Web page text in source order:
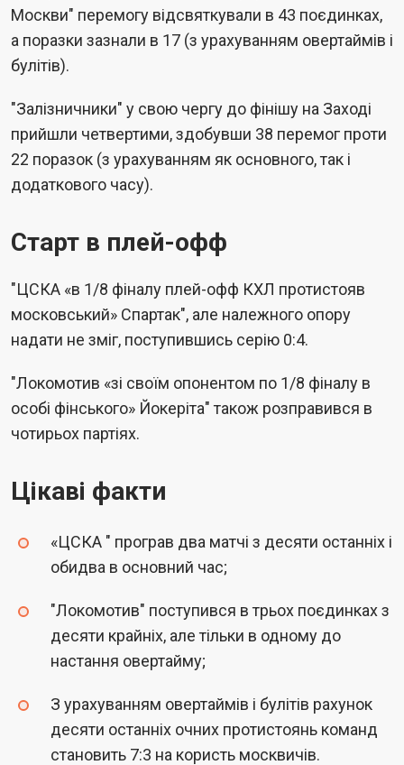
Москви" перемогу відсвяткували в 43 поєдинках,
а поразки зазнали в 17 (з урахуванням овертаймів і
булітів).
"Залізничники" у свою чергу до фінішу на Заході
прийшли четвертими, здобувши 38 перемог проти
22 поразок (з урахуванням як основного, так і
додаткового часу).
Старт в плей-офф
"ЦСКА «в 1/8 фіналу плей-офф КХЛ протистояв
московський» Спартак", але належного опору
надати не зміг, поступившись серію 0:4.
"Локомотив «зі своїм опонентом по 1/8 фіналу в
особі фінського» Йокеріта" також розправився в
чотирьох партіях.
Цікаві факти
«ЦСКА " програв два матчі з десяти останніх і
обидва в основний час;
"Локомотив" поступився в трьох поєдинках з
десяти крайніх, але тільки в одному до
настання овертайму;
З урахуванням овертаймів і булітів рахунок
десяти останніх очних протистоянь команд
становить 7:3 на користь москвичів.